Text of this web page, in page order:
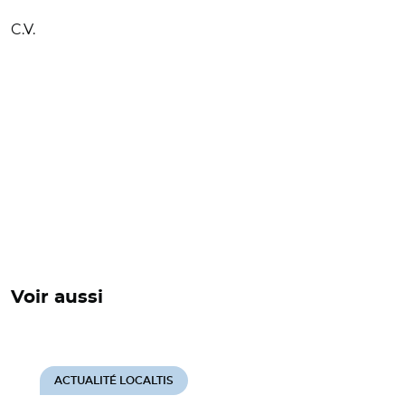
C.V.
Voir aussi
ACTUALITÉ LOCALTIS